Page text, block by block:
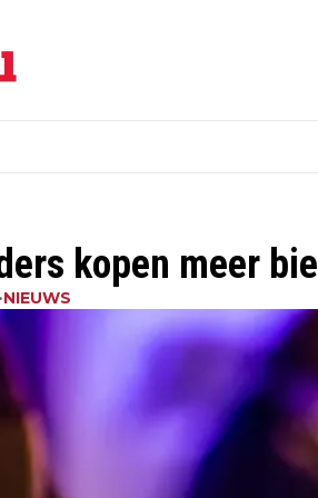
kopen meer
•NIEUWS